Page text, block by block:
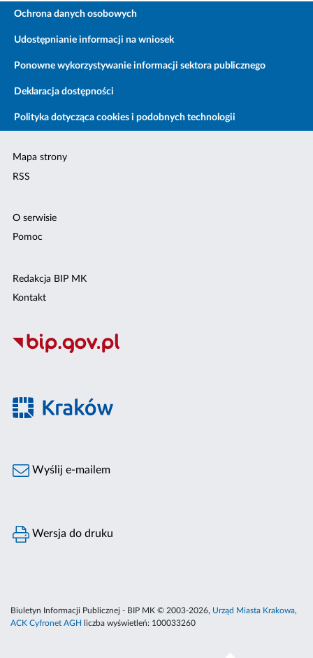
Ochrona danych osobowych
Udostępnianie informacji na wniosek
Ponowne wykorzystywanie informacji sektora publicznego
Deklaracja dostępności
Polityka dotycząca cookies i podobnych technologii
Mapa strony
RSS
O serwisie
Pomoc
Redakcja BIP MK
Kontakt
Wyślij e-mailem
Wersja do druku
Biuletyn Informacji Publicznej - BIP MK © 2003-2026, Urząd Miasta Krakowa,
ACK Cyfronet AGH
liczba wyświetleń: 100033260